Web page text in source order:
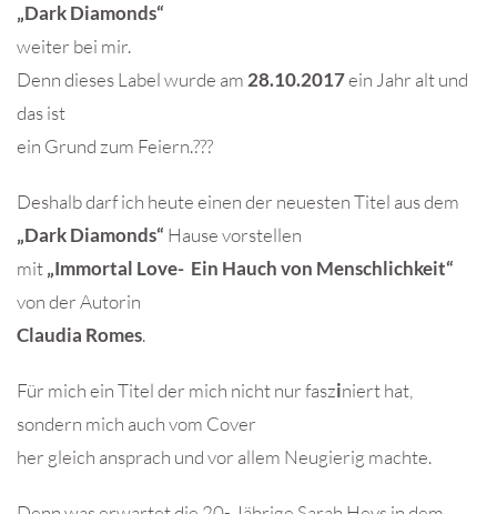
„Dark Diamonds“
weiter bei mir.
Denn dieses Label wurde am28.10.2017ein Jahr alt und
das ist
ein Grund zum Feiern.???
Deshalb darf ich heute einen der neuesten Titel aus dem
„Dark Diamonds“ Hause vorstellen
mit„Immortal Love- Ein Hauch von Menschlichkeit“
von der Autorin
Claudia Romes.
Für mich ein Titel der mich nicht nur fasziniert hat,
sondern mich auch vom Cover
her gleich ansprach und vor allem Neugierig machte.